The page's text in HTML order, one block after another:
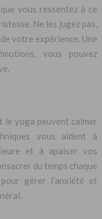
vous ressentez à ce
Ne les jugez pas,
votre expérience. Une
vous pouvez
le yoga peuvent calmer
vous aident à
et à apaiser vos
du temps chaque
gérer l’anxiété et